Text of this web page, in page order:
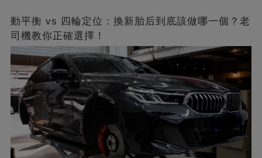
動平衡 vs 四輪定位：換新胎后到底該做哪一個？老
司機教你正確選擇！